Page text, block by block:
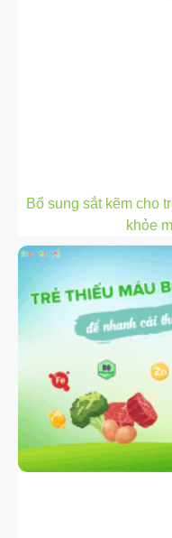
Bổ sung sắt kẽm cho
khỏe